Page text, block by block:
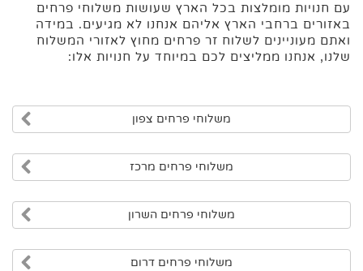
עם חנויות מומלצות בכל הארץ שעושות משלוחי פרחים
באזורים ברחבי הארץ אליהם אנחנו לא מגיעים. במידה
ואתם מעוניינים לשלוח זר פרחים מחוץ לאזורי המשלוח
שלנו, אנחנו ממליצים לכם במיוחד על חנויות אלו:
משלוחי פרחים צפון
משלוחי פרחים מרכז
משלוחי פרחים השרון
משלוחי פרחים דרום